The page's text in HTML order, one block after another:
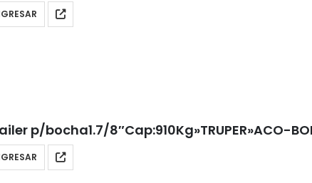
p/bocha1.7/8″Cap:910Kg»TRUPER»ACO-